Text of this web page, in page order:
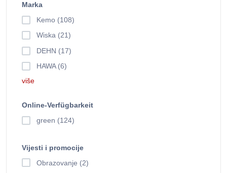
Marka
Kemo (108)
Wiska (21)
DEHN (17)
HAWA (6)
više
Online-Verfügbarkeit
green (124)
Vijesti i promocije
Obrazovanje (2)